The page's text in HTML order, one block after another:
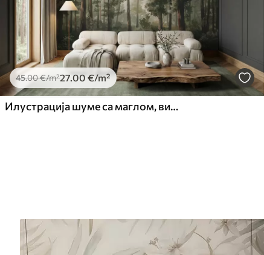
45.00€/m²27.00 €/m²
Илустрација шуме са маглом, високим дрвећем и стазом